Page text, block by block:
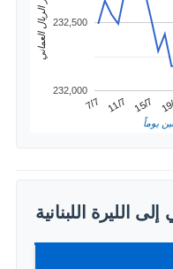
7/7 11/7 15/7
232,000
232,500
يوماً
سعر الريال العماني
الليرة اللبنانية